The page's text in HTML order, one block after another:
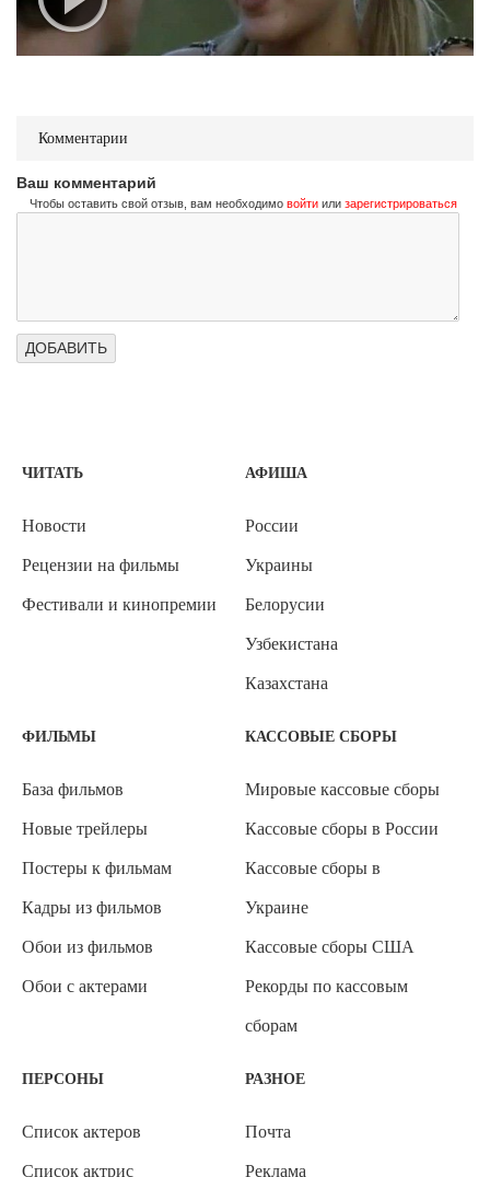
Комментарии
Ваш комментарий
Чтобы оставить свой отзыв, вам необходимо войти или зарегистрироваться
ЧИТАТЬ
Новости
Рецензии на фильмы
Фестивали и кинопремии
АФИША
России
Украины
Белорусии
Узбекистана
Казахстана
ФИЛЬМЫ
База фильмов
Новые трейлеры
Постеры к фильмам
Кадры из фильмов
Обои из фильмов
Обои с актерами
КАССОВЫЕ СБОРЫ
Мировые кассовые сборы
Кассовые сборы в России
Кассовые сборы в
Украине
Кассовые сборы США
Рекорды по кассовым
сборам
ПЕРСОНЫ
Список актеров
Список актрис
РАЗНОЕ
Почта
Реклама